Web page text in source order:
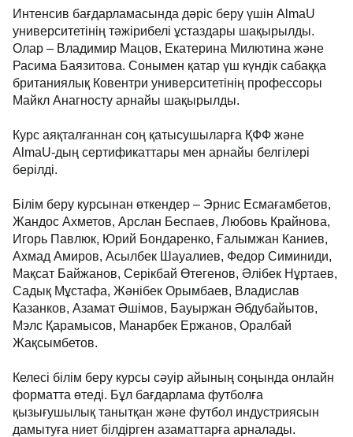
Интенсив бағдарламасында дәріс беру үшін AlmaU
университетінің тәжірибелі ұстаздары шақырылды.
Олар – Владимир Мацов, Екатерина Милютина және
Расима Баязитова. Сонымен қатар үш күндік сабаққа
британиялық Ковентри университетінің профессоры
Майкл Анагносту арнайы шақырылды.
Курс аяқталғаннан соң қатысушыларға ҚФФ және
AlmaU-дың сертификаттары мен арнайы белгілері
берілді.
Білім беру курсынан өткендер – Эрнис Есмағамбетов,
Жандос Ахметов, Арслан Беспаев, Любовь Крайнова,
Игорь Павлюк, Юрий Бондаренко, Ғалымжан Каниев,
Ахмад Амиров, Асылбек Шауалиев, Федор Симиниди,
Мақсат Байжанов, Серікбай Өтегенов, Әлібек Нұртаев,
Садық Мұстафа, Жәнібек Орымбаев, Владислав
Казанков, Азамат Әшімов, Бауыржан Әбдубайытов,
Мэлс Қарамысов, Манарбек Ержанов, Оралбай
Жақсымбетов.
Келесі білім беру курсы сәуір айының соңында онлайн
форматта өтеді. Бұл бағдарлама футболға
қызығушылық танытқан және футбол индустриясын
дамытуға ниет білдірген азаматтарға арналады.